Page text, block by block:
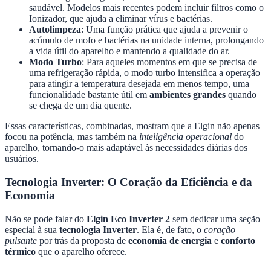
saudável. Modelos mais recentes podem incluir filtros como o
Ionizador, que ajuda a eliminar vírus e bactérias.
Autolimpeza: Uma função prática que ajuda a prevenir o
acúmulo de mofo e bactérias na unidade interna, prolongando
a vida útil do aparelho e mantendo a qualidade do ar.
Modo Turbo: Para aqueles momentos em que se precisa de
uma refrigeração rápida, o modo turbo intensifica a operação
para atingir a temperatura desejada em menos tempo, uma
funcionalidade bastante útil em ambientes grandes quando
se chega de um dia quente.
Essas características, combinadas, mostram que a Elgin não apenas
focou na potência, mas também na inteligência operacional do
aparelho, tornando-o mais adaptável às necessidades diárias dos
usuários.
Tecnologia Inverter: O Coração da Eficiência e da
Economia
Não se pode falar do Elgin Eco Inverter 2 sem dedicar uma seção
especial à sua tecnologia Inverter. Ela é, de fato, o coração
pulsante por trás da proposta de economia de energia e conforto
térmico que o aparelho oferece.